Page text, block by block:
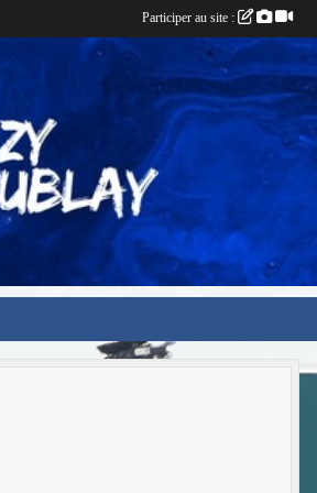
Participer au site :